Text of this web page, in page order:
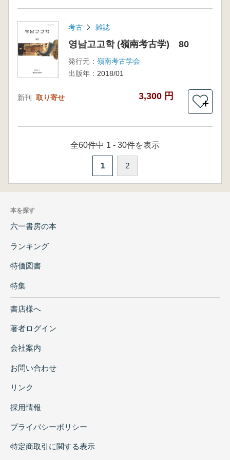
考古 雑誌
영남고고학 (嶺南考古学) 80
発行元： 嶺南考古学会
出版年： 2018/01
新刊 取り寄せ 3,300 円
＋
全60件中 1 - 30件を表示
1 2
本を探す
六一書房の本
ランキング
特価図書
特集
書店様へ
著者ログイン
会社案内
お問い合わせ
リンク
採用情報
プライバシーポリシー
特定商取引に関する表示